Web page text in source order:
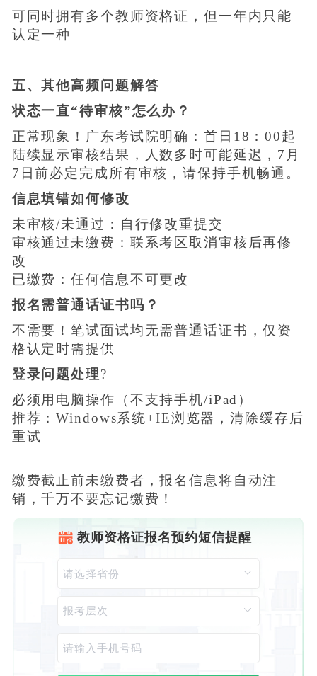
可同时拥有多个教师资格证，但一年内只能
认定一种
五、其他高频问题解答
状态一直“待审核”怎么办？
正常现象！广东考试院明确：首日18：00起
陆续显示审核结果，人数多时可能延迟，7月
7日前必定完成所有审核，请保持手机畅通。
信息填错如何修改
未审核/未通过：自行修改重提交
审核通过未缴费：联系考区取消审核后再修
改
已缴费：任何信息不可更改
报名需普通话证书吗？
不需要！笔试面试均无需普通话证书，仅资
格认定时需提供
登录问题处理?
必须用电脑操作（不支持手机/iPad）
推荐：Windows系统+IE浏览器，清除缓存后
重试
缴费截止前未缴费者，报名信息将自动注
销，千万不要忘记缴费！
教师资格证报名预约短信提醒